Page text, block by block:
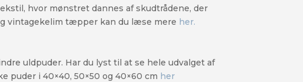
hvor mønstret dannes af skudtrådene, der
vintagekelim tæpper kan du læse mere her.
uldpuder. Har du lyst til at se hele udvalget af
puder i 40×40, 50×50 og 40×60 cm her